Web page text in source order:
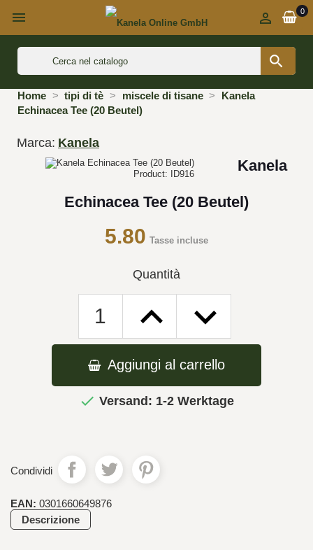
 0


Home tipi di tè miscele di tisane
Kanela
Echinacea Tee (20 Beutel)
Marca: Kanela
Product: ID916 Kanela
Echinacea Tee (20 Beutel)
5.80 Tasse incluse
Quantità
Aggiungi al carrello
 Versand: 1-2 Werktage
Condividi
EAN: 0301660649876
Descrizione